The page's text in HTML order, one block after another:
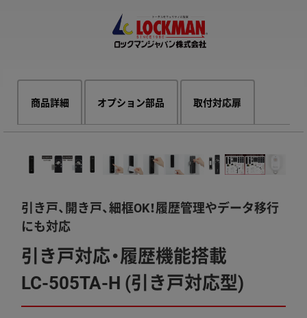
商品詳細 オプション部品 ​取付対応扉
引き戸、開き戸、細框OK！履歴管理やデータ移行
にも対応
引き戸対応・履歴機能搭載
LC-505TA-H (引き戸対応型)